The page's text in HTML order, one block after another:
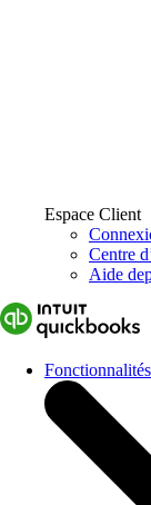
Espace Client
Centre
Aide
Fonctionnalités